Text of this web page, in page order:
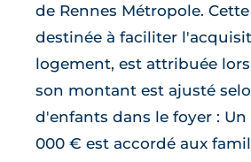
de Rennes Métropole.
destinée à faciliter
logement, est attribuée
son montant est ajusté
d'enfants dans le foyer :
000 € est accordé aux